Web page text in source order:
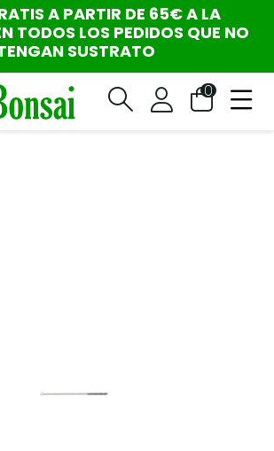
A PARTIR DE 65€ A LA
TODOS LOS PEDIDOS QUE NO
SUSTRATO
0